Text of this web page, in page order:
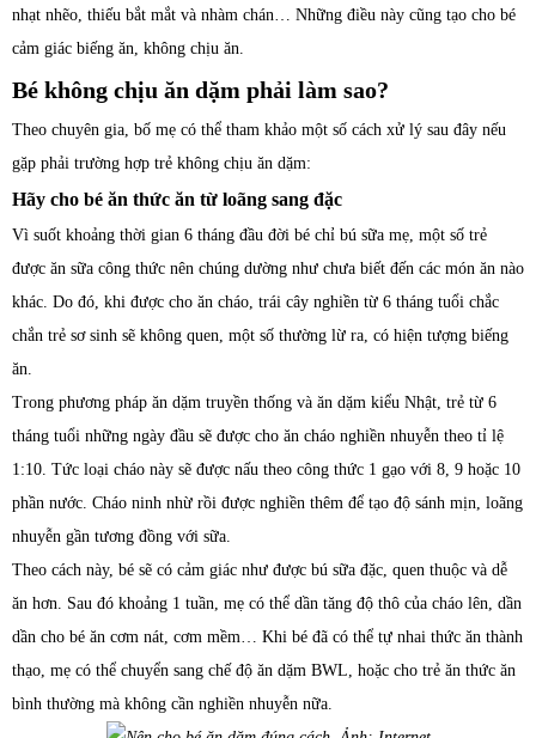
nhạt nhẽo, thiếu bắt mắt và nhàm chán… Những điều này cũng tạo cho bé
cảm giác biếng ăn, không chịu ăn.
Bé không chịu ăn dặm phải làm sao?
Theo chuyên gia, bố mẹ có thể tham khảo một số cách xử lý sau đây nếu
gặp phải trường hợp trẻ không chịu ăn dặm:
Hãy cho bé ăn thức ăn từ loãng sang đặc
Vì suốt khoảng thời gian 6 tháng đầu đời bé chỉ bú sữa mẹ, một số trẻ
được ăn sữa công thức nên chúng dường như chưa biết đến các món ăn nào
khác. Do đó, khi được cho ăn cháo, trái cây nghiền từ 6 tháng tuổi chắc
chắn trẻ sơ sinh sẽ không quen, một số thường lừ ra, có hiện tượng biếng
ăn.
Trong phương pháp ăn dặm truyền thống và ăn dặm kiểu Nhật, trẻ từ 6
tháng tuổi những ngày đầu sẽ được cho ăn cháo nghiền nhuyễn theo tỉ lệ
1:10. Tức loại cháo này sẽ được nấu theo công thức 1 gạo với 8, 9 hoặc 10
phần nước. Cháo ninh nhừ rồi được nghiền thêm để tạo độ sánh mịn, loãng
nhuyễn gần tương đồng với sữa.
Theo cách này, bé sẽ có cảm giác như được bú sữa đặc, quen thuộc và dễ
ăn hơn. Sau đó khoảng 1 tuần, mẹ có thể dần tăng độ thô của cháo lên, dần
dần cho bé ăn cơm nát, cơm mềm… Khi bé đã có thể tự nhai thức ăn thành
thạo, mẹ có thể chuyển sang chế độ ăn dặm BWL, hoặc cho trẻ ăn thức ăn
bình thường mà không cần nghiền nhuyễn nữa.